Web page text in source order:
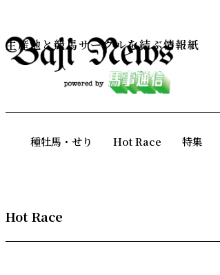
生産地と競馬サークルを結ぶ情報紙
種牡馬・せり Hot Race 特集
Hot Race